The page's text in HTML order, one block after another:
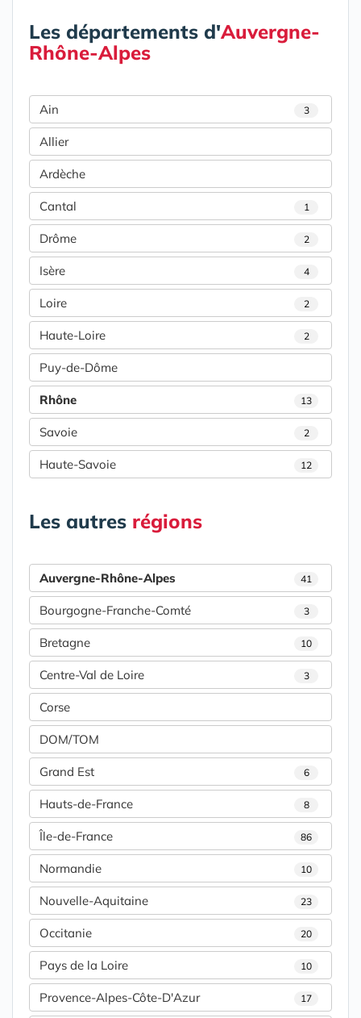
Les départements d'Auvergne-
Rhône-Alpes
Ain 3
Allier
Ardèche
Cantal 1
Drôme 2
Isère 4
Loire 2
Haute-Loire 2
Puy-de-Dôme
Rhône 13
Savoie 2
Haute-Savoie 12
Les autres régions
Auvergne-Rhône-Alpes 41
Bourgogne-Franche-Comté 3
Bretagne 10
Centre-Val de Loire 3
Corse
DOM/TOM
Grand Est 6
Hauts-de-France 8
Île-de-France 86
Normandie 10
Nouvelle-Aquitaine 23
Occitanie 20
Pays de la Loire 10
Provence-Alpes-Côte-D'Azur 17